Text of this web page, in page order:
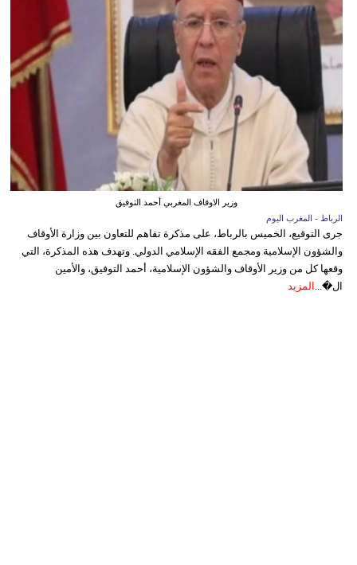
وزير الاوقاف المغربي أحمد التوفيق
الرباط - المغرب اليوم
جرى التوقيع، الخميس بالرباط، على مذكرة تفاهم للتعاون بين وزارة الأوقاف
والشؤون الإسلامية ومجمع الفقه الإسلامي الدولي. وتهدف هذه المذكرة، التي
وقعها كل من وزير الأوقاف والشؤون الإسلامية، أحمد التوفيق، والأمين
ال�... المزيد